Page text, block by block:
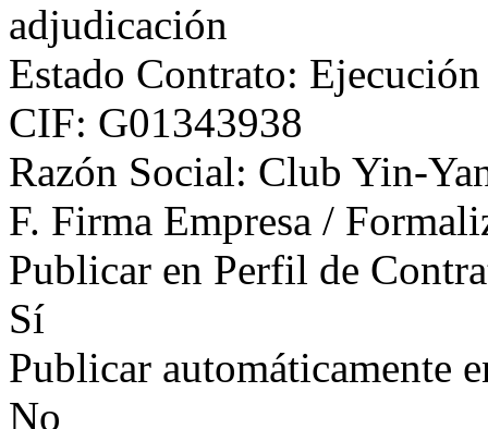
adjudicación
Estado Contrato: Ejecución
CIF: G01343938
Razón Social: Club Yin-
F. Firma Empresa /
Publicar en Perfil de
Sí
Publicar automáticamente
No